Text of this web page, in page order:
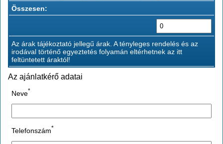
Összesen:
Az árak tájékoztató jellegű árak. A tényleges rendelés és az
irodával történő egyeztetés folyamán eltérhetnek az itt
feltüntetett áraktól!
Az ajánlatkérő adatai
Neve*
Telefonszám*